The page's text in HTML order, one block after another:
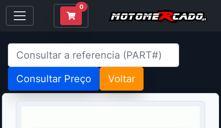
0
Consultar Preço Voltar